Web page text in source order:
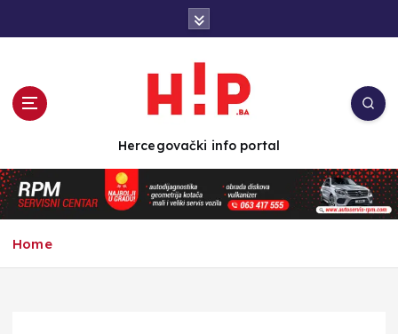
n
t
e
Hercegovački info portal
Home